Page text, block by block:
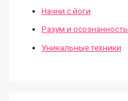
Начни с йоги
Разум и осознанность
Уникальные техники